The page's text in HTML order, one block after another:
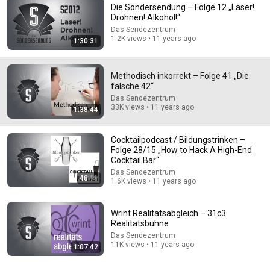
SSYNIC IS WATCHING: BONG TEGGY VS BDAD
(DLTLLY)
SSYNIC
New 65K views
1:30:31
Die Sondersendung – Folge 12 „Laser!
Drohnen! Alkohol!“
Das Sendezentrum
1.2K views • 11 years ago
1:38:44
Methodisch inkorrekt – Folge 41 „Die
falsche 42“
Das Sendezentrum
33K views • 11 years ago
48:11
Cocktailpodcast / Bildungstrinken –
Folge 28/15 „How to Hack A High-End
Cocktail Bar“
Das Sendezentrum
1.6K views • 11 years ago
1:07:42
Wrint Realitätsabgleich – 31c3
Realitätsbühne
Das Sendezentrum
11K views • 11 years ago